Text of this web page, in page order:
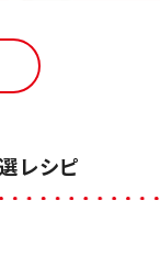
レシピ